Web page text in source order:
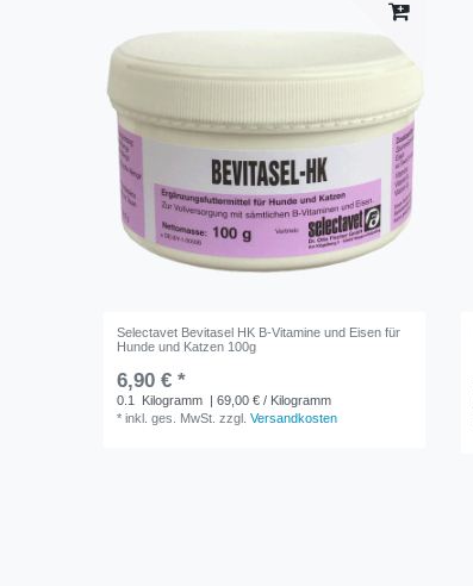
Selectavet Bevitasel HK B-Vitamine und Eisen für
Hunde und Katzen 100g
6,90 € *
0.1 Kilogramm
| 69,00 € / Kilogramm
*inkl. ges. MwSt. zzgl.Versandkosten